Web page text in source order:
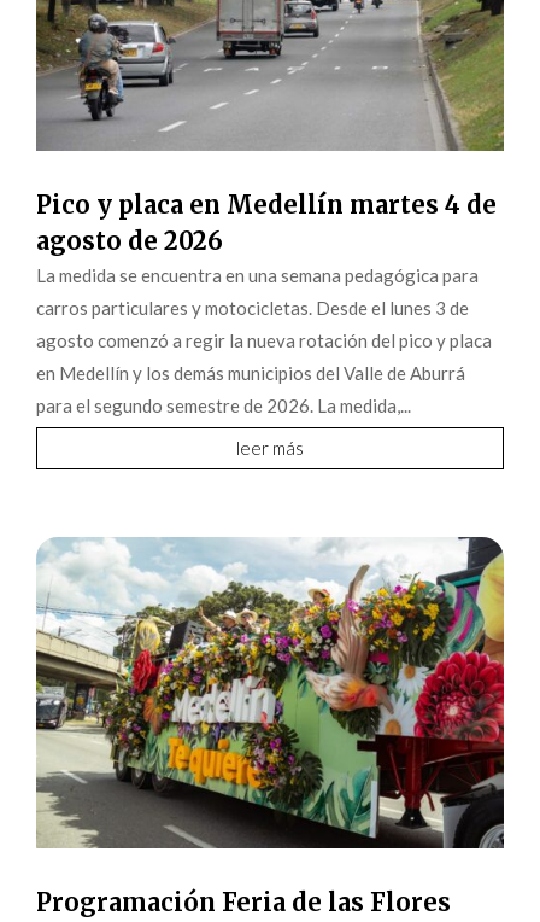
Pico y placa en Medellín martes 4 de
agosto de 2026
La medida se encuentra en una semana pedagógica para
carros particulares y motocicletas. Desde el lunes 3 de
agosto comenzó a regir la nueva rotación del pico y placa
en Medellín y los demás municipios del Valle de Aburrá
para el segundo semestre de 2026. La medida,...
leer más
Programación Feria de las Flores